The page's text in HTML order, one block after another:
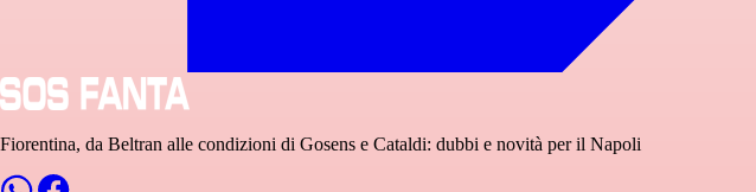
Fiorentina, da Beltran alle condizioni di Gosens e Cataldi: dubbi e novità per il Napoli